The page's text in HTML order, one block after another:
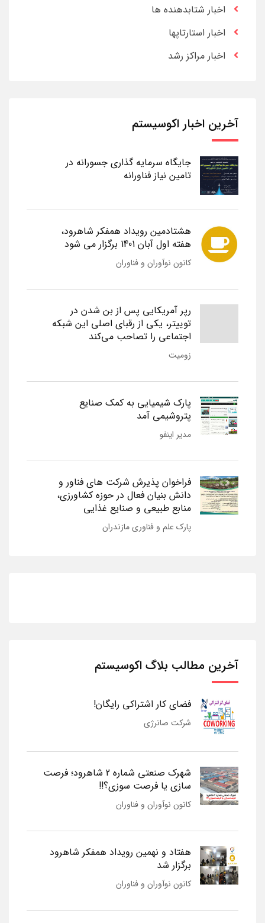
اخبار شتابدهنده ها
اخبار استارتاپها
اخبار مراکز رشد
آخرین اخبار اکوسیستم
جایگاه سرمایه گذاری جسورانه در
تامین نیاز فناورانه
هشتادمین رویداد همفکر شاهرود،
هفته اول آبان 1401 برگزار می شود
کانون نوآوران و فناوران
رپر آمریکایی پس از بن شدن در
توییتر، یکی از رقبای اصلی این شبکه
اجتماعی را تصاحب می‌کند
زومیت
پارک شیمیایی به کمک صنایع
پتروشیمی آمد
مدیر اینفو
فراخوان پذیرش شرکت های فناور و
دانش بنیان فعال در حوزه کشاورزی،
منابع طبیعی و صنایع غذایی
پارک علم و فناوری مازندران
آخرین مطالب بلاگ اکوسیستم
فضای کار اشتراکی رایگان!
شرکت صانرژی
شهرک صنعتی شماره 2 شاهرود؛ فرصت
سازی یا فرصت سوزی؟!!
کانون نوآوران و فناوران
هفتاد و نهمین رویداد همفکر شاهرود
برگزار شد
کانون نوآوران و فناوران